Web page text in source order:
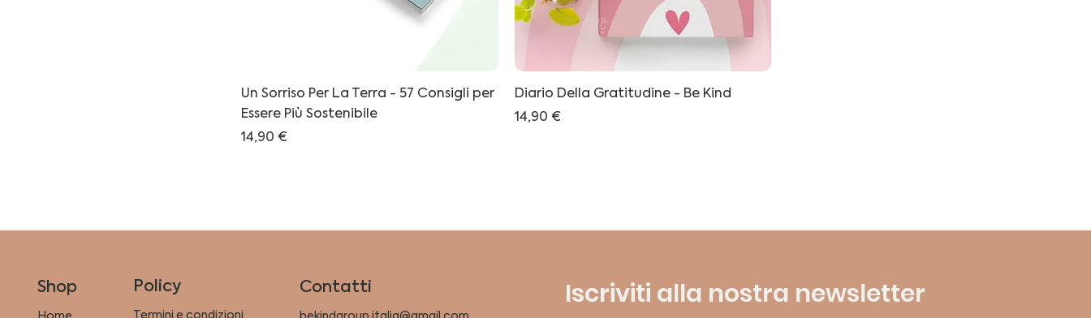
Un Sorriso Per La Terra - 57 Consigli per
Essere Più Sostenibile
Prezzo
14,90 €
Diario Della Gratitudine - Be Kind
Prezzo
14,90 €
Shop Policy Contatti Iscriviti alla nostra newsletter